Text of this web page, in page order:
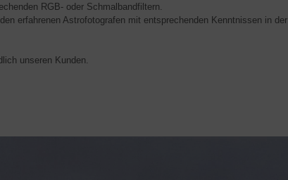
RGB- oder Schmalbandfiltern.
erfahrenen Astrofotografen mit entsprechenden Kenntnissen in der
unseren Kunden.